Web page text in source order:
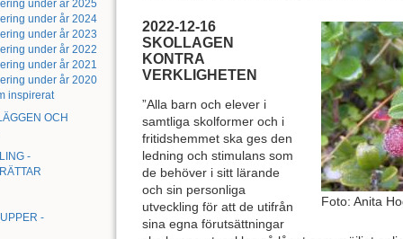
under år 2025
under år 2024
under år 2023
under år 2022
under år 2021
under år 2020
inspirerat
OCH
-
-
Foto: Anita
2022-12-16
SKOLLAGEN
KONTRA
VERKLIGHETEN
”Alla barn och elever i
samtliga skolformer och i
fritidshemmet ska ges den
ledning och stimulans som
de behöver i sitt lärande
och sin personliga
utveckling för att de utifrån
sina egna förutsättningar